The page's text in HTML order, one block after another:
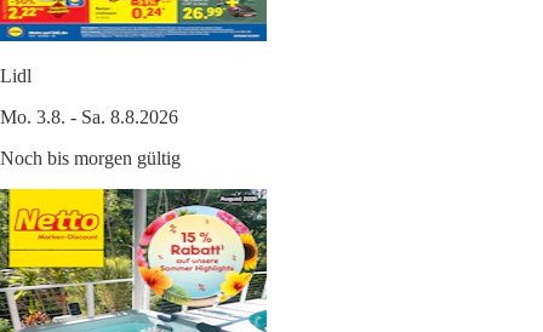
Lidl
Mo. 3.8. - Sa. 8.8.2026
Noch bis morgen gültig